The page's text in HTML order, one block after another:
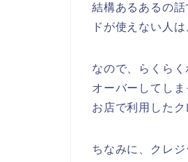
結構あるあるの
ドが使えない人
なので、らくら
オーバーしてし
お店で利用した
ちなみに、クレ